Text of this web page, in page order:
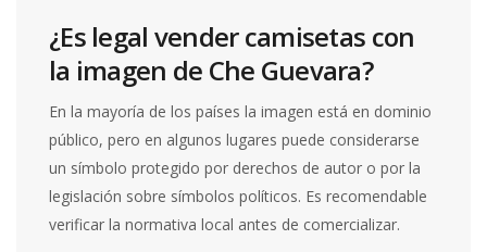
¿Es legal vender camisetas con
la imagen de Che Guevara?
En la mayoría de los países la imagen está en dominio
público, pero en algunos lugares puede considerarse
un símbolo protegido por derechos de autor o por la
legislación sobre símbolos políticos. Es recomendable
verificar la normativa local antes de comercializar.